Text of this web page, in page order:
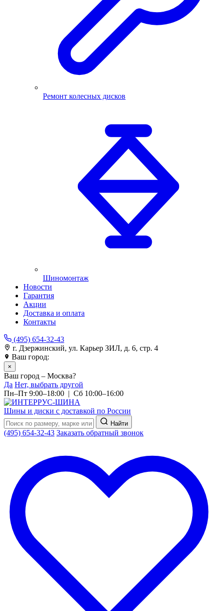
Ремонт колесных дисков
Шиномонтаж
Новости
Гарантия
Акции
Доставка и оплата
Контакты
(495) 654-32-43
г. Дзержинский, ул. Карьер ЗИЛ, д. 6, стр. 4
Ваш город:
×
Ваш город – Москва?
Да Нет, выбрать другой
Пн–Пт 9:00–18:00 | Сб 10:00–16:00
Шины и диски с доставкой по России
Найти
(495) 654-32-43 Заказать обратный звонок